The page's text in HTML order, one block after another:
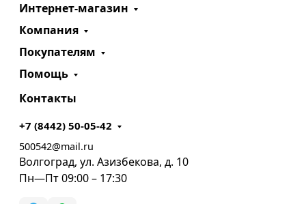
Интернет-магазин
Компания
Покупателям
Помощь
Контакты
+7 (8442) 50-05-42
500542@mail.ru
Волгоград, ул. Азизбекова, д. 10
Пн—Пт 09:00 – 17:30